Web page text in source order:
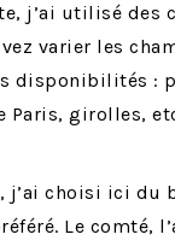
j’ai utilisé des
varier les
disponibilités :
Paris, girolles,
j’ai choisi ici du
Le comté,